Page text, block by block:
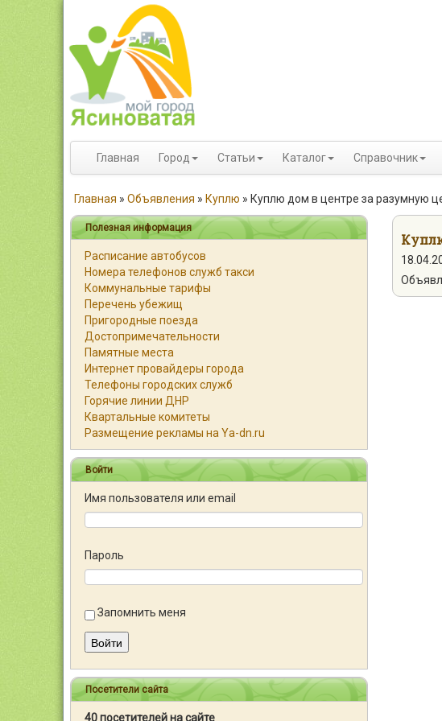
Главная Город Статьи Каталог Справочник
Главная » Объявления » Куплю » Куплю дом в центре за разумную
Полезная информация
Расписание автобусов
Номера телефонов служб такси
Коммунальные тарифы
Перечень убежищ
Пригородные поезда
Достопримечательности
Памятные места
Интернет провайдеры города
Телефоны городских служб
Горячие линии ДНР
Квартальные комитеты
Размещение рекламы на Ya-dn.ru
Войти
Имя пользователя или email
Пароль
Запомнить меня
Войти
Посетители сайта
40 посетителей на сайте